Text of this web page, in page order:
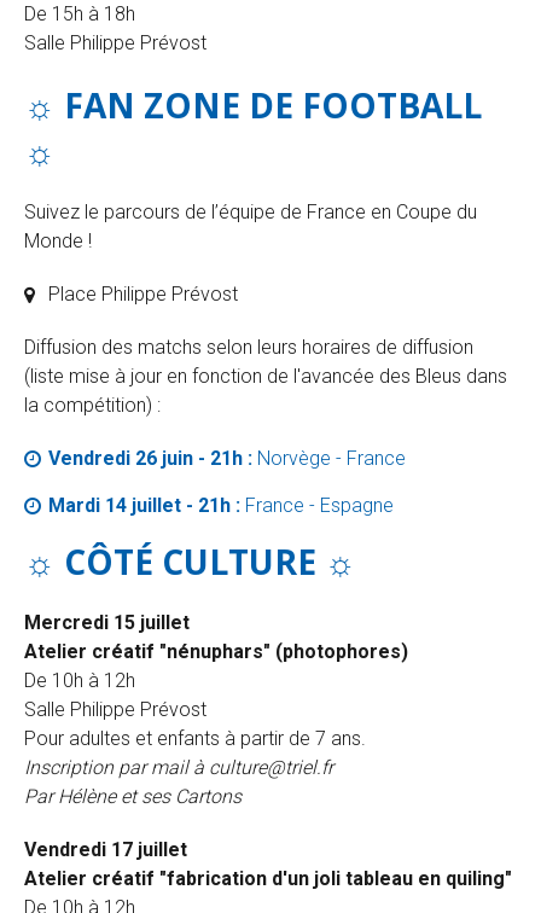
De 15h à 18h
Salle Philippe Prévost
☼ FAN ZONE DE FOOTBALL
☼
Suivez le parcours de l’équipe de France en Coupe du
Monde !
Place Philippe Prévost
Diffusion des matchs selon leurs horaires de diffusion
(liste mise à jour en fonction de l'avancée des Bleus dans
la compétition) :
Vendredi 26 juin - 21h : Norvège - France
Mardi 14 juillet - 21h : France - Espagne
☼ CÔTÉ CULTURE ☼
Mercredi 15 juillet
Atelier créatif "nénuphars" (photophores)
De 10h à 12h
Salle Philippe Prévost
Pour adultes et enfants à partir de 7 ans.
Inscription par mail à culture@triel.fr
Par Hélène et ses Cartons
Vendredi 17 juillet
Atelier créatif "fabrication d'un joli tableau en quiling"
De 10h à 12h